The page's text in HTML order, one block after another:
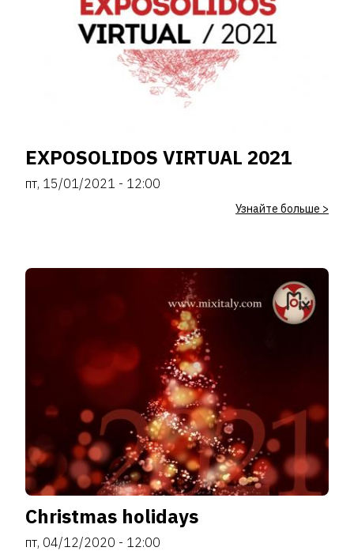
EXPOSOLIDOS VIRTUAL 2021
пт, 15/01/2021 - 12:00
Узнайте больше >
Christmas holidays
пт, 04/12/2020 - 12:00